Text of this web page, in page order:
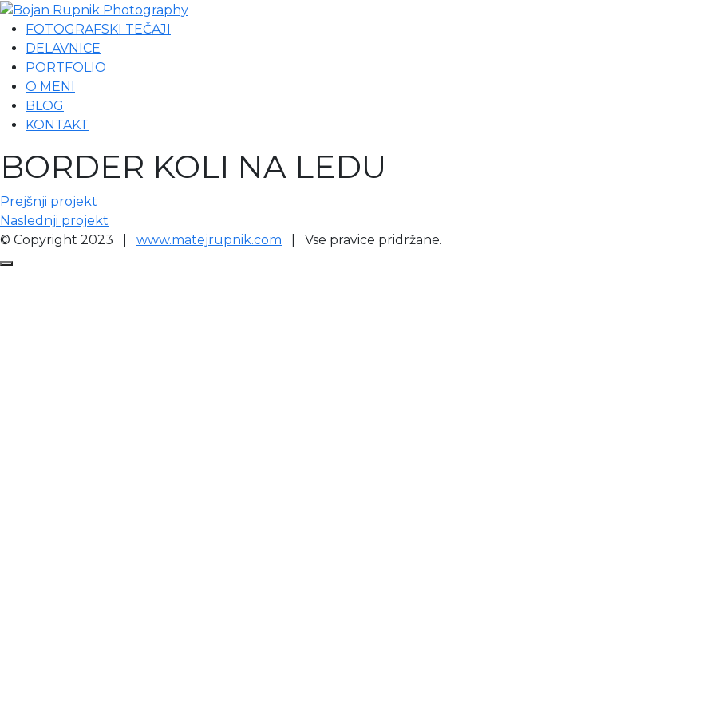
FOTOGRAFSKI TEČAJI
DELAVNICE
PORTFOLIO
O MENI
BLOG
KONTAKT
BORDER KOLI NA LEDU
Prejšnji projekt
Naslednji projekt
© Copyright 2023 | www.matejrupnik.com | Vse pravice pridržane.